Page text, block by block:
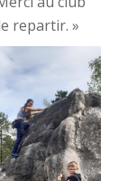
repartir. »